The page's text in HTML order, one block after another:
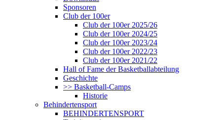
Sponsoren
Club der 100er
Club der 100er 2025/26
Club der 100er 2024/25
Club der 100er 2023/24
Club der 100er 2022/23
Club der 100er 2021/22
Hall of Fame der Basketballabteilung
Geschichte
>> Basketball-Camps
Historie
Behindertensport
BEHINDERTENSPORT